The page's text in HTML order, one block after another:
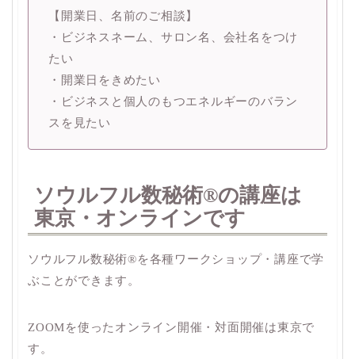
【開業日、名前のご相談】
・ビジネスネーム、サロン名、会社名をつけ
たい
・開業日をきめたい
・ビジネスと個人のもつエネルギーのバラン
スを見たい
ソウルフル数秘術®︎の講座は
東京・オンラインです
ソウルフル数秘術®︎を各種ワークショップ・講座で学
ぶことができます。
ZOOMを使ったオンライン開催・対面開催は東京で
す。